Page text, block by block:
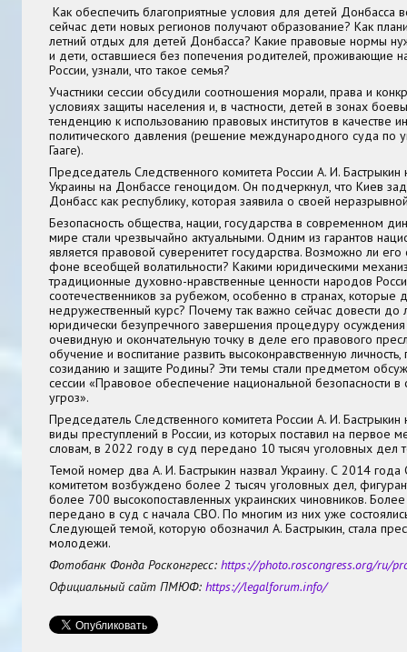
Как обеспечить благоприятные условия для детей Донбасса
сейчас дети новых регионов получают образование? Как
летний отдых для детей Донбасса? Какие правовые нормы
и дети, оставшиеся без попечения родителей, проживающие
России, узнали, что такое семья?
Участники сессии обсудили соотношения морали, права и
условиях защиты населения и, в частности, детей в зонах
тенденцию к использованию правовых институтов в качестве
политического давления (решение международного суда по
Гааге).
Председатель Следственного комитета России А. И. Бастрыкин
Украины на Донбассе геноцидом. Он подчеркнул, что Киев
Донбасс как республику, которая заявила о своей
Безопасность общества, нации, государства в современном
мире стали чрезвычайно актуальными. Одним из гарантов
является правовой суверенитет государства. Возможно ли его
фоне всеобщей волатильности? Какими юридическими
традиционные духовно-нравственные ценности народов
соотечественников за рубежом, особенно в странах, которые
недружественный курс? Почему так важно сейчас довести до
юридически безупречного завершения процедуру осуждения
очевидную и окончательную точку в деле его правового
обучение и воспитание развить высоконравственную
созиданию и защите Родины? Эти темы стали предметом
сессии «Правовое обеспечение национальной безопасности
угроз».
Председатель Следственного комитета России А. И.
виды преступлений в России, из которых поставил на первое
словам, в 2022 году в суд передано 10 тысяч уголовных дел
Темой номер два А. И. Бастрыкин назвал Украину. С 2014 года
комитетом возбуждено более 2 тысяч уголовных дел,
более 700 высокопоставленных украинских чиновников.
передано в суд с начала СВО. По многим из них уже
Следующей темой, которую обозначил А. Бастрыкин, стала
молодежи.
Фотобанк Фонда Росконгресс: https://photo.roscongress.org/ru/
Официальный сайт ПМЮФ: https://legalforum.info/